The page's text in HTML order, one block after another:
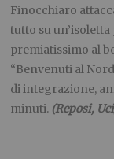
Finocchiaro
tutto su
premiatissimo al
“Benvenuti al
di integrazione,
minuti. (Reposi,